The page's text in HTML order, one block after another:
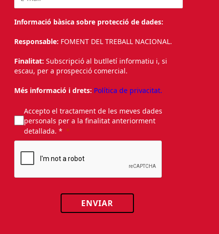
Informació bàsica sobre protecció de dades:
Responsable: FOMENT DEL TREBALL NACIONAL.
Finalitat: Subscripció al butlletí informatiu i, si
escau, per a prospecció comercial.
Més informació i drets: Política de privacitat.
Accepto el tractament de les meves dades
personals per a la finalitat anteriorment
detallada. *
ENVIAR